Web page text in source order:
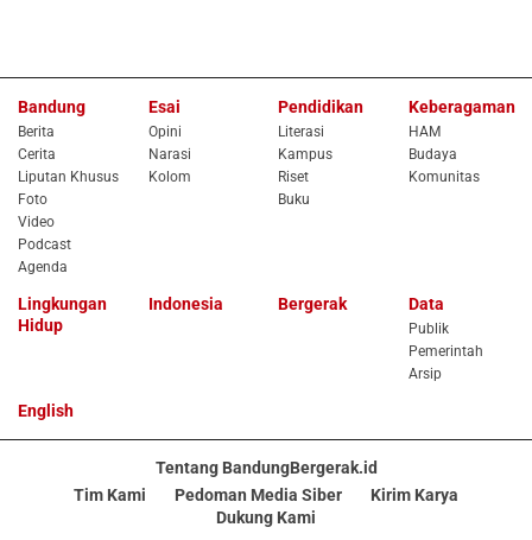
Bandung
Berita
Cerita
Liputan Khusus
Foto
Video
Podcast
Agenda
Esai
Opini
Narasi
Kolom
Pendidikan
Literasi
Kampus
Riset
Buku
Keberagaman
HAM
Budaya
Komunitas
Lingkungan
Hidup
Indonesia Bergerak Data
Publik
Pemerintah
Arsip
English
Tentang BandungBergerak.id
Tim Kami
Pedoman Media Siber
Kirim Karya
Dukung Kami